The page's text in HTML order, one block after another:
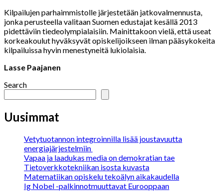
Kilpailujen parhaimmistolle järjestetään jatkovalmennusta,
jonka perusteella valitaan Suomen edustajat kesällä 2013
pidettäviin tiedeolympialaisiin. Mainittakoon vielä, että useat
korkeakoulut hyväksyvät opiskelijoikseen ilman pääsykokeita
kilpailuissa hyvin menestyneitä lukiolaisia.
Lasse Paajanen
Search
Uusimmat
Vetytuotannon integroinnilla lisää joustavuutta
energiajärjestelmiin
Vapaa ja laadukas media on demokratian tae
Tietoverkkotekniikan isosta kuvasta
Matematiikan opiskelu tekoälyn aikakaudella
Ig Nobel -palkinnotmuuttavat Eurooppaan